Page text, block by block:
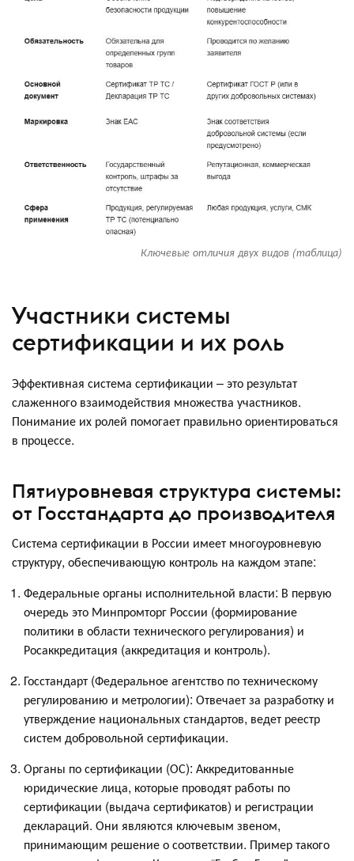
Ключевые отличия двух видов (таблица)
Участники системы
сертификации и их роль
Эффективная система сертификации – это результат
слаженного взаимодействия множества участников.
Понимание их ролей помогает правильно ориентироваться
в процессе.
Пятиуровневая структура системы:
от Госстандарта до производителя
Система сертификации в России имеет многоуровневую
структуру, обеспечивающую контроль на каждом этапе:
Федеральные органы исполнительной власти: В первую
очередь это Минпромторг России (формирование
политики в области технического регулирования) и
Росаккредитация (аккредитация и контроль).
Госстандарт (Федеральное агентство по техническому
регулированию и метрологии): Отвечает за разработку и
утверждение национальных стандартов, ведет реестр
систем добровольной сертификации.
Органы по сертификации (ОС): Аккредитованные
юридические лица, которые проводят работы по
сертификации (выдача сертификатов) и регистрации
деклараций. Они являются ключевым звеном,
принимающим решение о соответствии. Пример такого